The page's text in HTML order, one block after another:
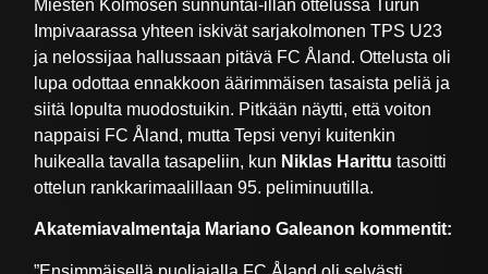
Miesten Kolmosen sunnuntai-illan ottelussa Turun
Impivaarassa yhteen iskivät sarjakolmonen TPS U23
ja nelossijaa hallussaan pitävä FC Åland. Ottelusta oli
lupa odottaa ennakkoon äärimmäisen tasaista peliä ja
siitä lopulta muodostuikin. Pitkään näytti, että voiton
nappaisi FC Åland, mutta Tepsi venyi kuitenkin
huikealla tavalla tasapeliin, kun Niklas Harittu tasoitti
ottelun rankkarimaalillaan 95. peliminuutilla.
Akatemiavalmentaja Mariano Galeanon kommentit: